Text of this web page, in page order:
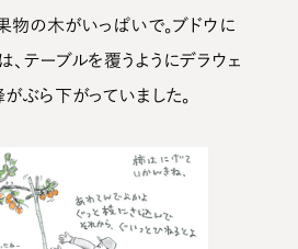
果物の木がいっぱいで。ブドウに
、テーブルを覆うようにデラウェ
ぶら下がっていました。